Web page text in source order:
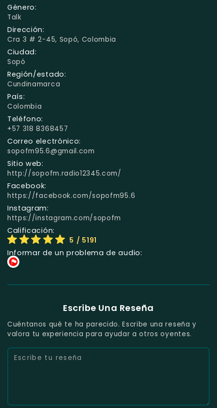
Género:
Talk
Dirección:
Cra 3 # 2-45, Sopó, Colombia
Ciudad:
Sopó
Región/estado:
Cundinamarca
País:
Colombia
Teléfono:
+57 318 8368457
Correo electrónico:
sopofm95.6@gmail.com
Sitio web:
http://sopofm.radio12345.com/
Facebook:
https://facebook.com/sopofm95.6
Instagram:
https://instagram.com/sopofm
Calificación:
5 / 5191
Informar de un problema de audio:
Escribe Una Reseña
Cuéntanos qué te ha parecido. Escribe una reseña y
valora tu experiencia para ayudar a otros oyentes.